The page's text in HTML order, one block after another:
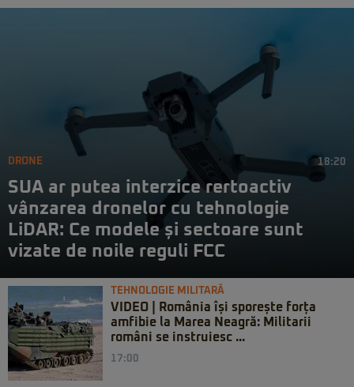
DRONE 18:20
SUA ar putea interzice rertoactiv
vânzarea dronelor cu tehnologie
LiDAR: Ce modele și sectoare sunt
vizate de noile reguli FCC
TEHNOLOGIE MILITARĂ
VIDEO | România își sporește forța
amfibie la Marea Neagră: Militarii
români se instruiesc ...
17:00